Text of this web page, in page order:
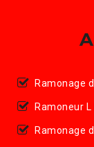
Ramonage
Ramoneur
Ramonage